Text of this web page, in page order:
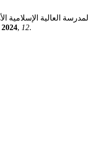
2024, 12.